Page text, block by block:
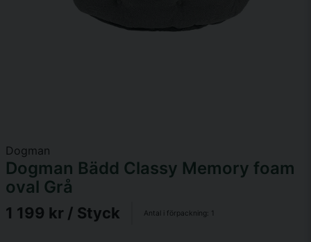
Dogman
Dogman Bädd Classy Memory foam
oval Grå
1 199 kr / Styck Antal i förpackning: 1